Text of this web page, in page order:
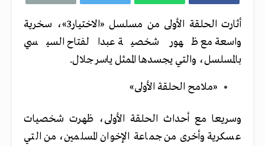
أثارت الحلقة الأولى من مسلسل «الاختيار3»، سخرية
واسعة مع ظهور شخصية عبدالفتاح السيسي
بالمسلسل، والتي يجسدها الممثل ياسر جلال.
«ملامح الحلقة الأولى»
وسريعا مع أحداث الحلقة الأولى، ظهرت شخصيات
عسكرية وأخرى من جماعة الإخوان المسلمين، من التي